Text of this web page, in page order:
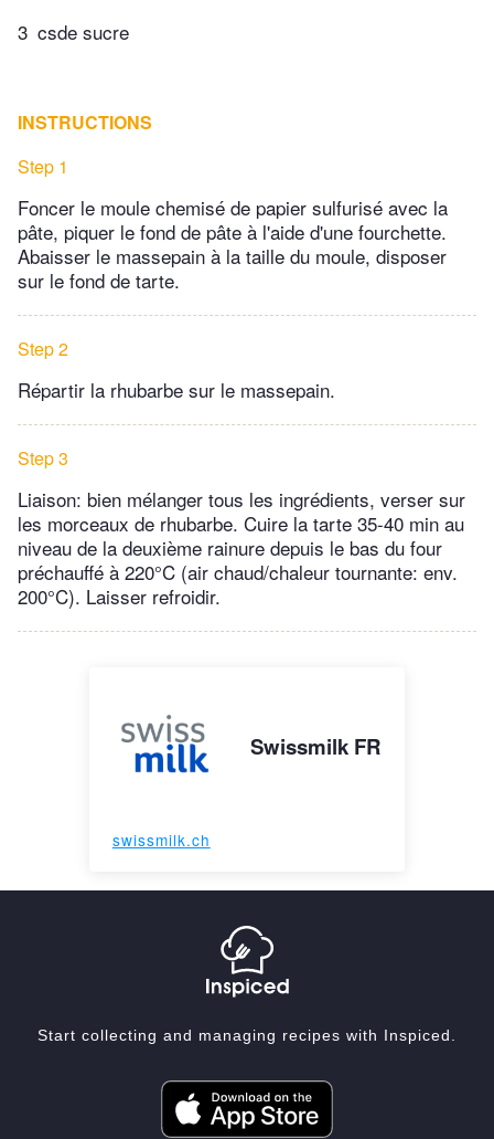
3 csde sucre
INSTRUCTIONS
Step 1
Foncer le moule chemisé de papier sulfurisé avec la
pâte, piquer le fond de pâte à l'aide d'une fourchette.
Abaisser le massepain à la taille du moule, disposer
sur le fond de tarte.
Step 2
Répartir la rhubarbe sur le massepain.
Step 3
Liaison: bien mélanger tous les ingrédients, verser sur
les morceaux de rhubarbe. Cuire la tarte 35-40 min au
niveau de la deuxième rainure depuis le bas du four
préchauffé à 220°C (air chaud/chaleur tournante: env.
200°C). Laisser refroidir.
Swissmilk FR
swissmilk.ch
Start collecting and managing recipes with Inspiced.